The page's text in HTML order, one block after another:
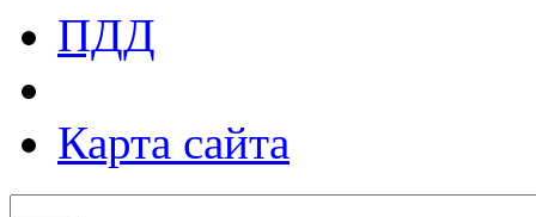
ПДД
Карта сайта